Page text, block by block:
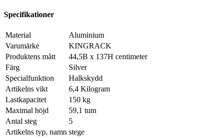
Specifikationer
Material
Aluminium
Varumärke
KINGRACK
Produktens mått
44,5B x 137H centimeter
Färg
Silver
Specialfunktion
Halkskydd
Artikelns vikt
6,4 Kilogram
Lastkapacitet
150 kg
Maximal höjd
59,1 tum
Antal steg
5
Artikelns typ, namn stege